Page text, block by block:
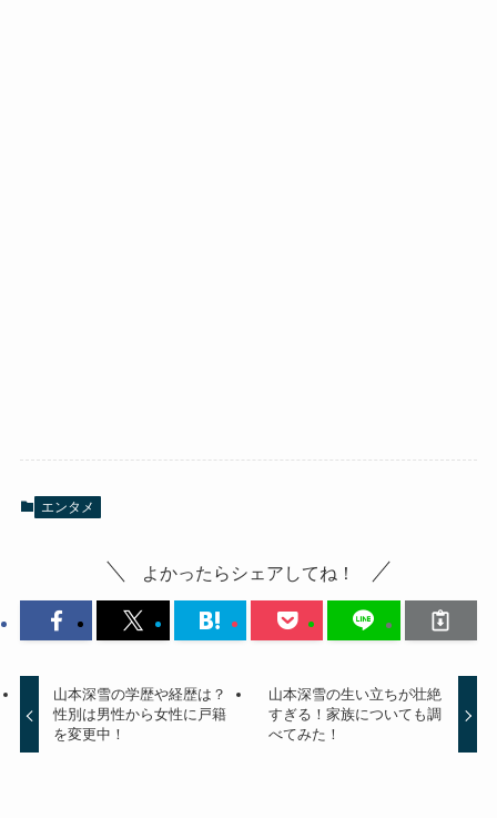
エンタメ
よかったらシェアしてね！
山本深雪の学歴や経歴は？
性別は男性から女性に戸籍
を変更中！
山本深雪の生い立ちが壮絶
すぎる！家族についても調
べてみた！